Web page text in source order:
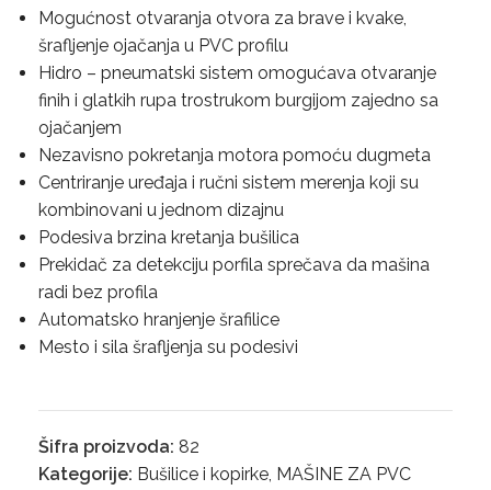
Mogućnost otvaranja otvora za brave i kvake,
šrafljenje ojačanja u PVC profilu
Hidro – pneumatski sistem omogućava otvaranje
finih i glatkih rupa trostrukom burgijom zajedno sa
ojačanjem
Nezavisno pokretanja motora pomoću dugmeta
Centriranje uređaja i ručni sistem merenja koji su
kombinovani u jednom dizajnu
Podesiva brzina kretanja bušilica
Prekidač za detekciju porfila sprečava da mašina
radi bez profila
Automatsko hranjenje šrafilice
Mesto i sila šrafljenja su podesivi
Šifra proizvoda: 82
Kategorije: Bušilice i kopirke, MAŠINE ZA PVC